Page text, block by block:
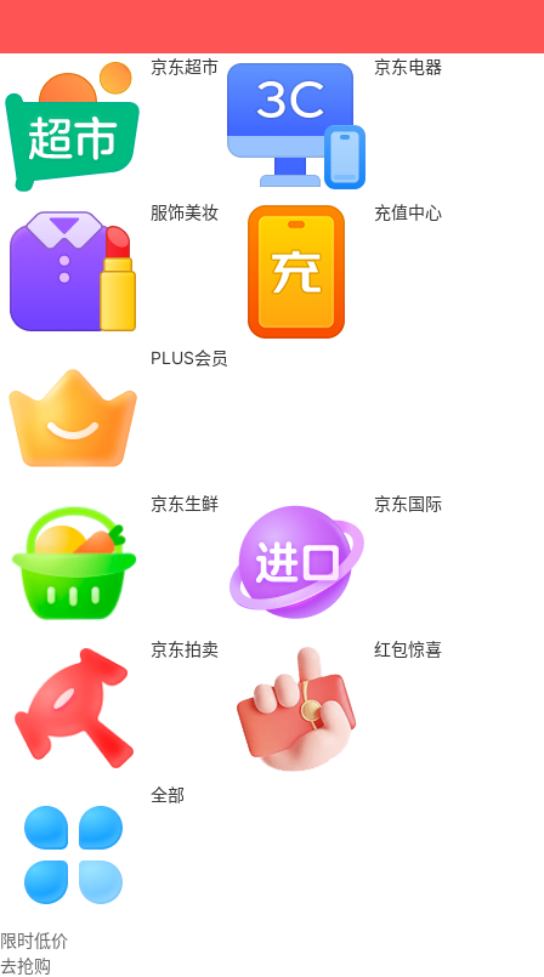
京东超市 京东电器
服饰美妆 充值中心
PLUS会员
京东生鲜 京东国际
京东拍卖 红包惊喜
全部
限时低价
去抢购